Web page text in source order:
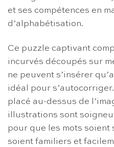
et ses compétences en
d’alphabétisation.
Ce puzzle captivant
incurvés découpés sur
ne peuvent s’insérer
idéal pour
placé au-dessus de
illustrations sont
pour que les mots soient
soient familiers et